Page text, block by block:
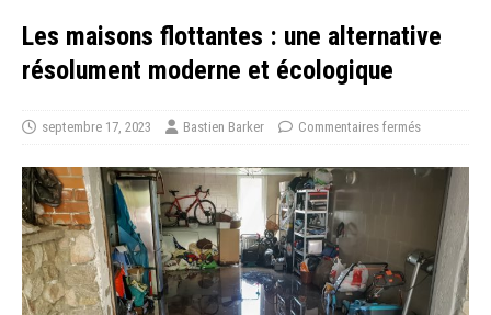
Les maisons flottantes : une alternative
résolument moderne et écologique
septembre 17, 2023 Bastien Barker Commentaires fermés